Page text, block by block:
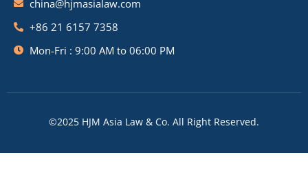
china@hjmasialaw.com
+86 21 6157 7358
Mon-Fri : 9:00 AM to 06:00 PM
©2025 HJM Asia Law & Co. All Right Reserved.